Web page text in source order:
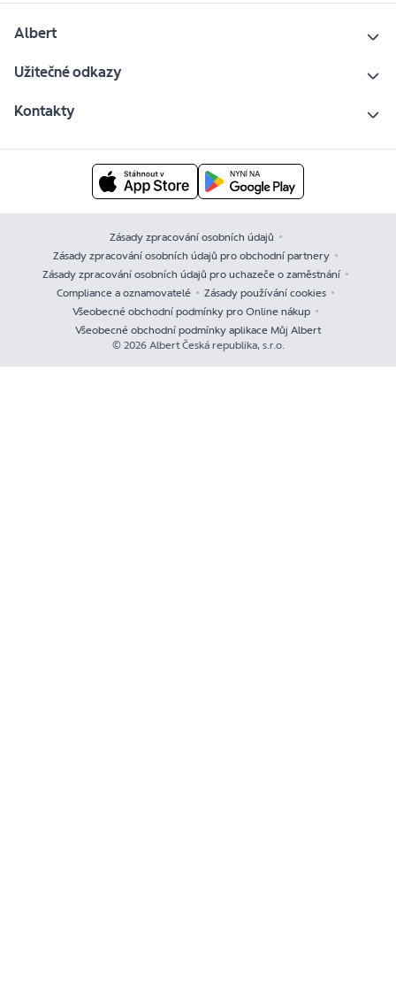
Albert
Užitečné odkazy
Kontakty
Zásady zpracování osobních údajů
Zásady zpracování osobních údajů pro obchodní partnery
Zásady zpracování osobních údajů pro uchazeče o zaměstnání
Compliance a oznamovatelé
Zásady používání cookies
Všeobecné obchodní podmínky pro Online nákup
Všeobecné obchodní podmínky aplikace Můj Albert
© 2026 Albert Česká republika, s.r.o.